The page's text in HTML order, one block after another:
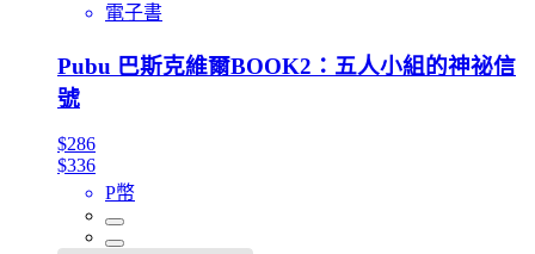
電子書
Pubu 巴斯克維爾BOOK2：五人小組的神祕信
號
$286
$336
P幣